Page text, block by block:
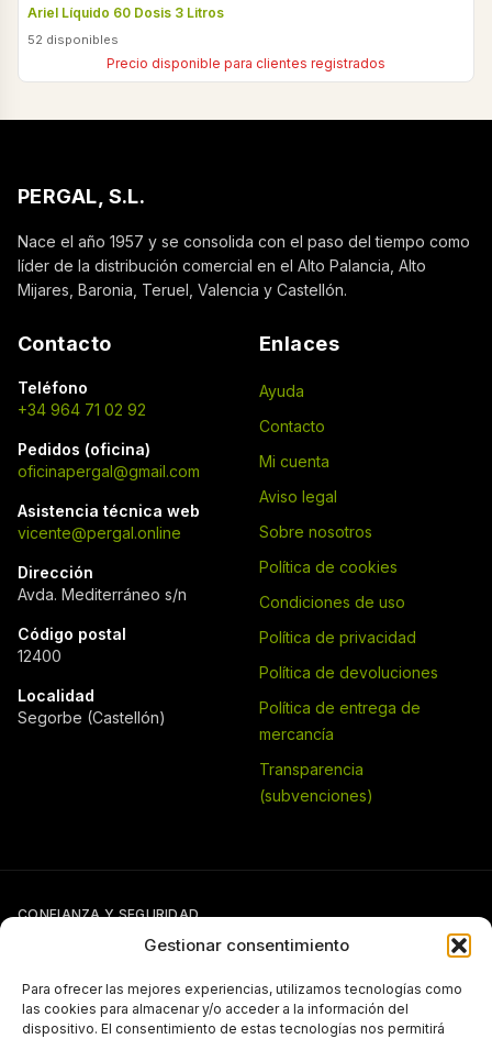
Gestionar consentimiento
Para ofrecer las mejores experiencias, utilizamos tecnologías como
las cookies para almacenar y/o acceder a la información del
dispositivo. El consentimiento de estas tecnologías nos permitirá
Ariel Líquido 60 Dosis 3 Litros
52 disponibles
Precio disponible para clientes registrados
PERGAL, S.L.
Nace el año 1957 y se consolida con el paso del tiempo como
líder de la distribución comercial en el Alto Palancia, Alto
Mijares, Baronia, Teruel, Valencia y Castellón.
Contacto
Teléfono
+34 964 71 02 92
Pedidos (oficina)
oficinapergal@gmail.com
Asistencia técnica web
vicente@pergal.online
Dirección
Avda. Mediterráneo s/n
Código postal
12400
Localidad
Segorbe (Castellón)
Enlaces
Ayuda
Contacto
Mi cuenta
Aviso legal
Sobre nosotros
Política de cookies
Condiciones de uso
Política de privacidad
Política de devoluciones
Política de entrega de
mercancía
Transparencia
(subvenciones)
CONFIANZA Y SEGURIDAD